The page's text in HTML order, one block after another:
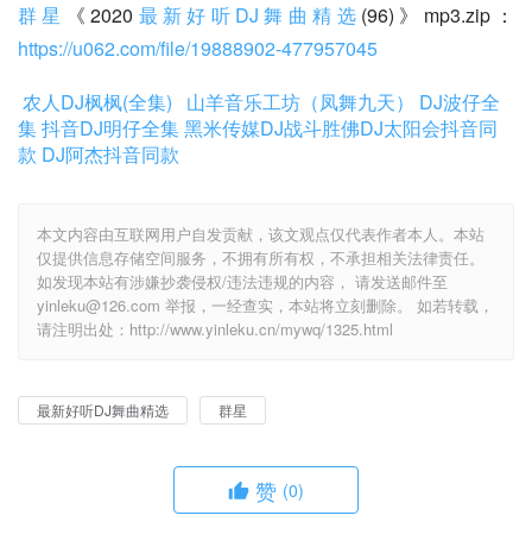
群星
《2020 最新好听DJ舞曲精选 (96)》mp3.zip：
https://u062.com/file/19888902-477957045
农人DJ枫枫(全集)
山羊音乐工坊（凤舞九天）
DJ波仔全
集抖音DJ明仔全集黑米传媒DJ战斗胜佛DJ太阳会抖音同
款 DJ阿杰抖音同款
本文内容由互联网用户自发贡献，该文观点仅代表作者本人。本站
仅提供信息存储空间服务，不拥有所有权，不承担相关法律责任。
如发现本站有涉嫌抄袭侵权/违法违规的内容， 请发送邮件至
yinleku@126.com 举报，一经查实，本站将立刻删除。 如若转载，
请注明出处：http://www.yinleku.cn/mywq/1325.html
最新好听DJ舞曲精选 群星
赞 (0)